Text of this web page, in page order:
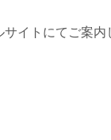
イトにてご案内